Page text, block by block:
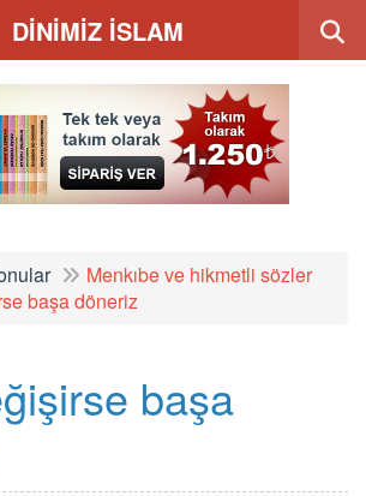
DİNİMİZ İSLAM
Menkıbe ve hikmetli sözler
başa döneriz
başa